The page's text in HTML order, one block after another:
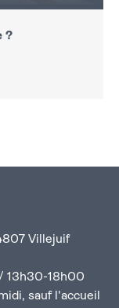
?
Villejuif
13h30-18h00
sauf l'accueil